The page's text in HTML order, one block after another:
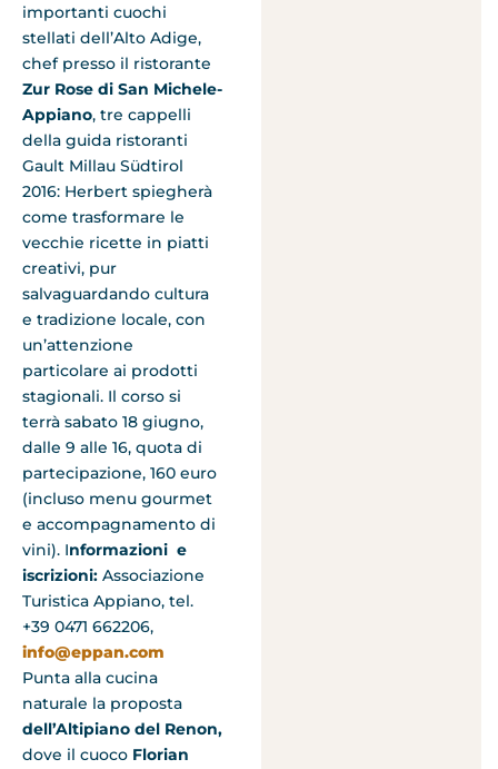
importanti cuochi
stellati dell’Alto Adige,
chef presso il ristorante
Zur Rose di San Michele-
Appiano, tre cappelli
della guida ristoranti
Gault Millau Südtirol
2016: Herbert spiegherà
come trasformare le
vecchie ricette in piatti
creativi, pur
salvaguardando cultura
e tradizione locale, con
un’attenzione
particolare ai prodotti
stagionali. Il corso si
terrà sabato 18 giugno,
dalle 9 alle 16, quota di
partecipazione, 160 euro
(incluso menu gourmet
e accompagnamento di
vini). Informazioni e
iscrizioni: Associazione
Turistica Appiano, tel.
+39 0471 662206,
info@eppan.com
Punta alla cucina
naturale la proposta
dell’Altipiano del Renon,
dove il cuoco Florian